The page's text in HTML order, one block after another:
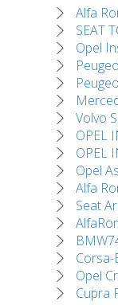
Alfa
SEAT
Opel
Volvo
OPEL
OPEL
Opel
Alfa
Seat
Corsa-
Opel
Cupra